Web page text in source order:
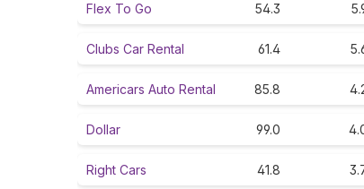
Flex To Go 54.3
Clubs Car Rental 61.4
Americars Auto Rental 85.8
Dollar 99.0
Right Cars 41.8